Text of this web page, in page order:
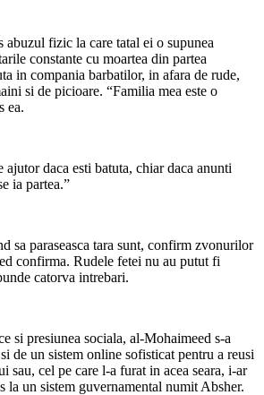
abuzul fizic la care tatal ei o supunea
constante cu moartea din partea
in compania barbatilor, in afara de rude,
si de picioare. “Familia mea este o
ea.
daca esti batuta, chiar daca anunti
ia partea.”
sa paraseasca tara sunt, confirm zvonurilor
confirma. Rudele fetei nu au putut fi
catorva intrebari.
si presiunea sociala, al-Mohaimeed s-a
de un sistem online sofisticat pentru a reusi
sau, cel pe care l-a furat in acea seara, i-ar
la un sistem guvernamental numit Absher.